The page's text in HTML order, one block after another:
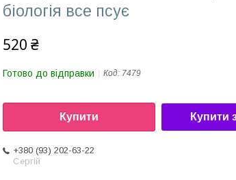
біологія все псує
520 ₴
Готово до відправки Код: 7479
Купити Купити
+380 (93) 202-63-22
Сергій